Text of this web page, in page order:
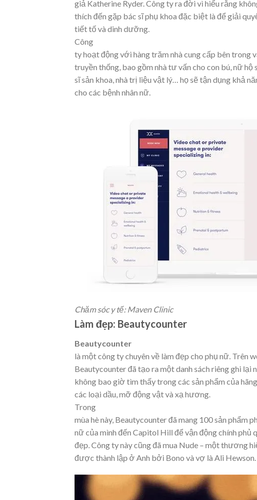
giả Katherine Ryder. Công ty ra đời vì hiểu rằng
thích đến gặp bác sĩ phụ khoa đặc biệt là để giải
tiết tố và dinh dưỡng.
Công
ty hoạt động với hàng trăm nhà cung cấp bên trong
truyền thống, bao gồm nhà tư vấn cho con bú, nữ hộ
sĩ sản khoa, nhà trị liệu vật lý… họ sẽ tận dụng khả
cho các bệnh nhân nữ.
Chăm sóc y tế: Maven Clinic
Làm đẹp: Beautycounter
Beautycounter
là một công ty chuyên về làm đẹp cho phụ nữ. Trên
Beautycounter đã tạo ra một danh sách riêng ghi lại
không bao giờ tìm thấy trong các sản phẩm của
các loại dầu, mỡ động vật và xạ hương.
Trong
mùa hè này, Beautycounter đã mang 100 sản phẩm
nữ của mình đến Capitol Hill để vận động chính phủ
đẹp. Công ty này cũng đã mua Nude – một thương
được thành lập ở Anh bởi Bono và vợ là Ali Hewson.